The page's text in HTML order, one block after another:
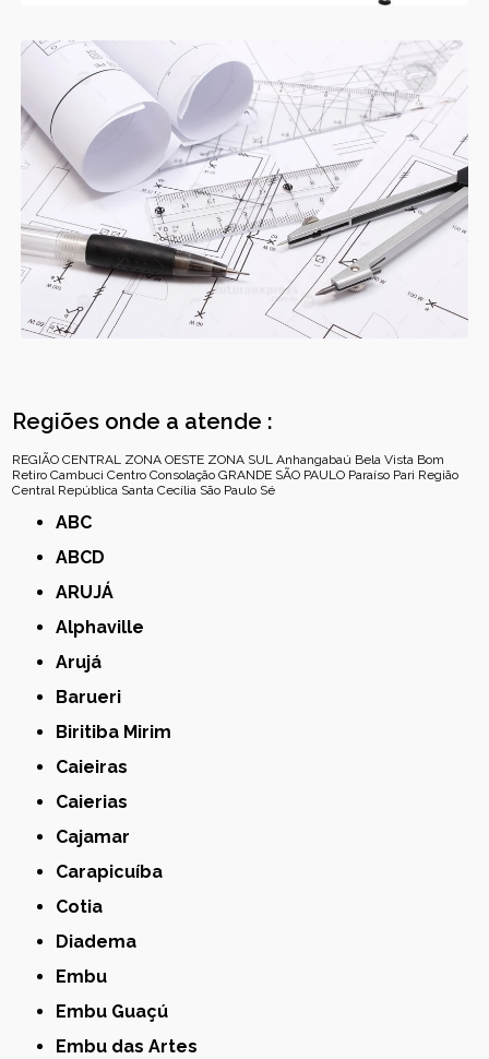
Regiões onde a atende :
REGIÃO CENTRAL ZONA OESTE ZONA SUL Anhangabaú Bela Vista Bom
Retiro Cambuci Centro Consolação GRANDE SÃO PAULO Paraíso Pari Região
Central República Santa Cecília São Paulo Sé
ABC
ABCD
ARUJÁ
Alphaville
Arujá
Barueri
Biritiba Mirim
Caieiras
Caierias
Cajamar
Carapicuíba
Cotia
Diadema
Embu
Embu Guaçú
Embu das Artes